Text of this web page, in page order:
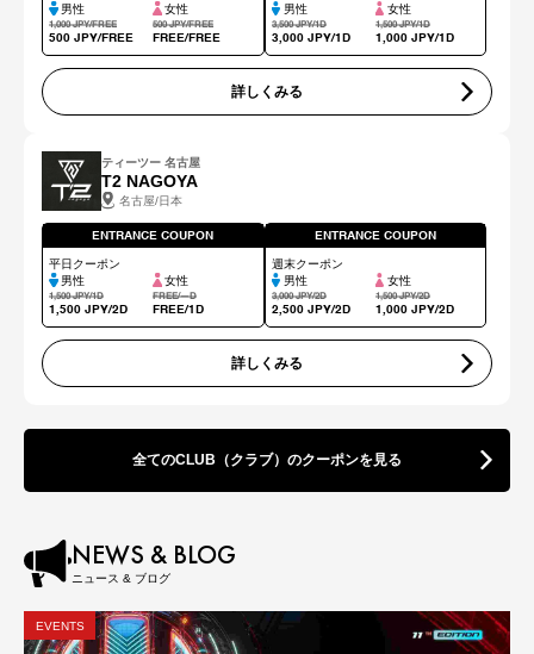
男性
1,000 JPY/FREE
500 JPY/FREE
女性
500 JPY/FREE
FREE/FREE
男性
3,500 JPY/1D
3,000 JPY/1D
女性
1,500 JPY/1D
1,000 JPY/1D
詳しくみる
ティーツー 名古屋
T2 NAGOYA
名古屋/日本
ENTRANCE COUPON
平日クーポン
男性
1,500 JPY/1D
1,500 JPY/2D
女性
FREE/―D
FREE/1D
ENTRANCE COUPON
週末クーポン
男性
3,000 JPY/2D
2,500 JPY/2D
女性
1,500 JPY/2D
1,000 JPY/2D
詳しくみる
全てのCLUB（クラブ）のクーポンを見る
NEWS & BLOG
ニュース & ブログ
EVENTS